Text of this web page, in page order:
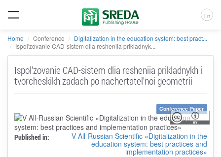
En
Home Conference
Digitalization in the education system: best pract...
Ispol'zovanie CAD-sistem dlia resheniia prikladnyk...
Ispol'zovanie CAD-sistem dlia resheniia prikladnykh i
tvorcheskikh zadach po nachertatel'noi geometrii
Conference Paper
Published in:
V All-Russian Scientific «Digitalization in the
education system: best practices and
implementation practices»